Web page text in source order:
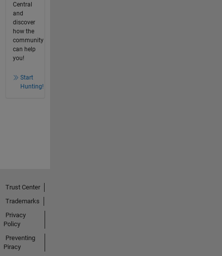
Central
and
discover
how the
community
can help
you!
Start
Hunting!
Trust Center
Trademarks
Privacy
Policy
Preventing
Piracy